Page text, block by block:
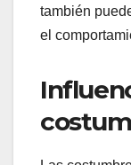
también
el